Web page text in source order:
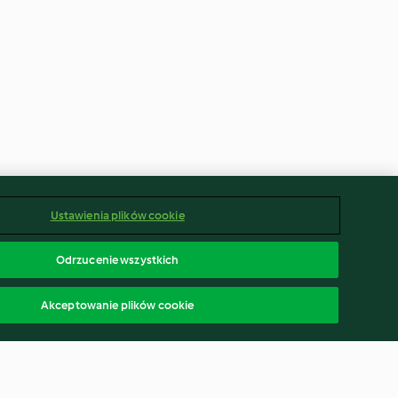
Ustawienia plików cookie
Odrzucenie wszystkich
Akceptowanie plików cookie